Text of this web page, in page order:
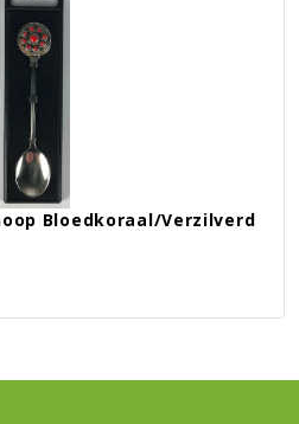
Bloedkoraal/verzilverd